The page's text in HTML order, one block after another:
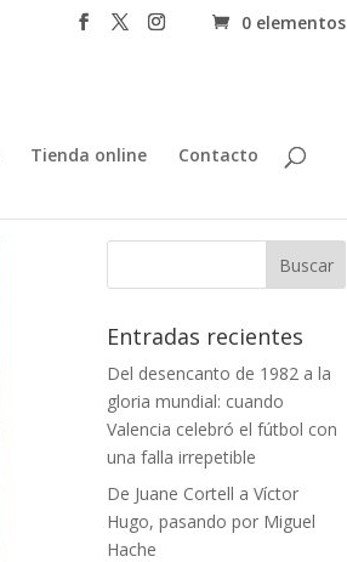
0 elementos
Tienda online Contacto
Entradas recientes
Del desencanto de 1982 a la
gloria mundial: cuando
Valencia celebró el fútbol con
una falla irrepetible
De Juane Cortell a Víctor
Hugo, pasando por Miguel
Hache